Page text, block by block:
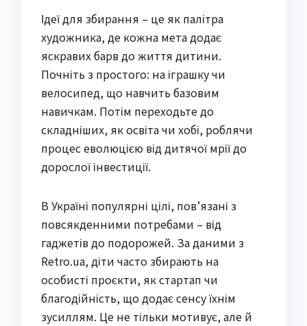
Ідеї для збирання – це як палітра
художника, де кожна мета додає
яскравих барв до життя дитини.
Почніть з простого: на іграшку чи
велосипед, що навчить базовим
навичкам. Потім переходьте до
складніших, як освіта чи хобі, роблячи
процес еволюцією від дитячої мрії до
дорослої інвестиції.
В Україні популярні цілі, пов’язані з
повсякденними потребами – від
гаджетів до подорожей. За даними з
Retro.ua, діти часто збирають на
особисті проєкти, як стартап чи
благодійність, що додає сенсу їхнім
зусиллям. Це не тільки мотивує, але й